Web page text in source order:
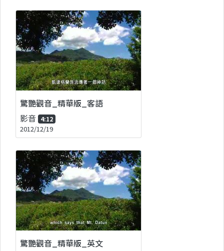
驚艷觀音_精華版_客語
影音 4:12
2012/12/19
驚艷觀音_精華版_英文